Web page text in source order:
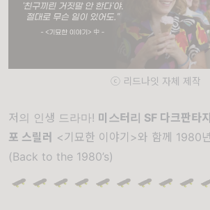
ⓒ 리드나잇 자체 제작
저의 인생 드라마! 미스터리 SF 다크판타
포 스릴러 <기묘한 이야기>와 함께 1980
(Back to the 1980’s)